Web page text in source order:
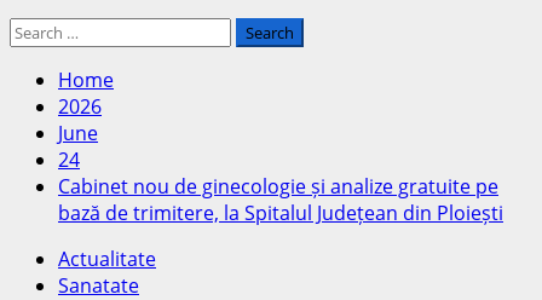
Search
Home
2026
June
24
Cabinet nou de ginecologie și analize gratuite pe
bază de trimitere, la Spitalul Județean din Ploiești
Actualitate
Sanatate